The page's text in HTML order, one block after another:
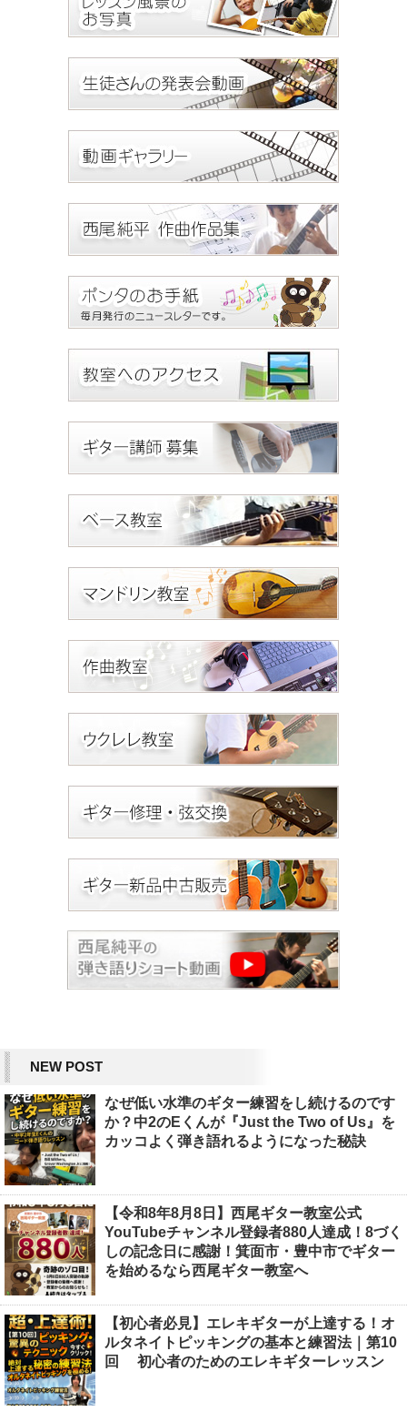
NEW POST
なぜ低い水準のギター練習をし続けるのです
か？中2のEくんが『Just the Two of Us』を
カッコよく弾き語れるようになった秘訣
【令和8年8月8日】西尾ギター教室公式
YouTubeチャンネル登録者880人達成！8づく
しの記念日に感謝！箕面市・豊中市でギター
を始めるなら西尾ギター教室へ
【初心者必見】エレキギターが上達する！オ
ルタネイトピッキングの基本と練習法｜第10
回 初心者のためのエレキギターレッスン